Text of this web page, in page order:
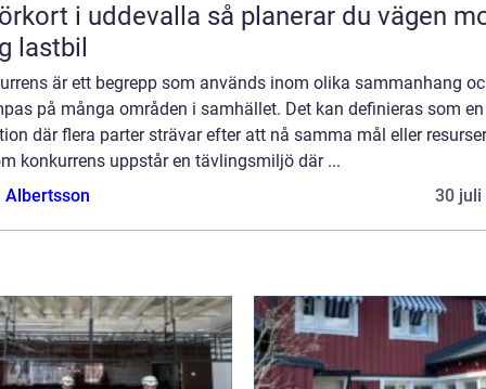
i uddevalla så planerar du vägen mot
lastbil
är ett begrepp som används inom olika sammanhang
på många områden i samhället. Det kan definieras som en
där flera parter strävar efter att nå samma mål eller
konkurrens uppstår en tävlingsmiljö där ...
Albertsson
30 juli